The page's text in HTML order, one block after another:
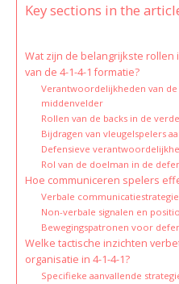
Key sections in the
Wat zijn de belangrijkste
van de 4-1-4-1 formatie?
Verantwoordelijkheden van
middenvelder
Rollen van de backs in de
Bijdragen van vleugelspelers
Defensieve
Rol van de doelman in de
Hoe communiceren spelers
Verbale
Non-verbale signalen en
Bewegingspatronen voor
Welke tactische inzichten
organisatie in 4-1-4-1?
Specifieke aanvallende